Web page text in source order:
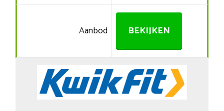
Aanbod BEKIJKEN